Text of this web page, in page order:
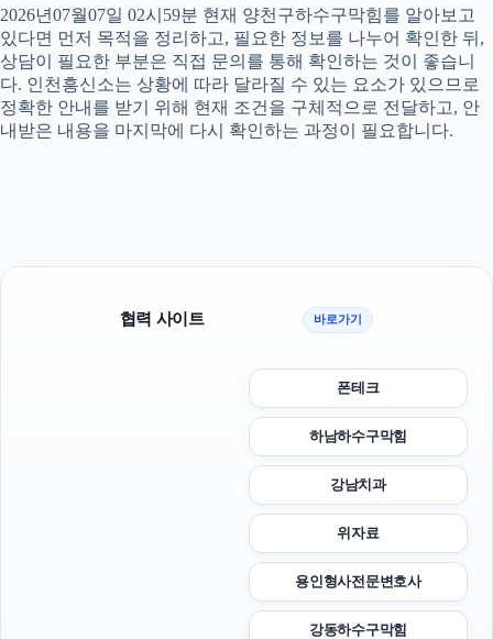
2026년07월07일 02시59분 현재 양천구하수구막힘를 알아보고
있다면 먼저 목적을 정리하고, 필요한 정보를 나누어 확인한 뒤,
상담이 필요한 부분은 직접 문의를 통해 확인하는 것이 좋습니
다. 인천흥신소는 상황에 따라 달라질 수 있는 요소가 있으므로
정확한 안내를 받기 위해 현재 조건을 구체적으로 전달하고, 안
내받은 내용을 마지막에 다시 확인하는 과정이 필요합니다.
협력 사이트 바로가기
폰테크
하남하수구막힘
강남치과
위자료
용인형사전문변호사
강동하수구막힘